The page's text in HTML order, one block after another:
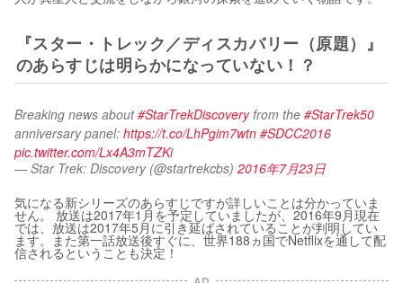
『スター・トレック／ディスカバリー（原題）』
のあらすじは明らかになっていない！？
Breaking news about #StarTrekDiscovery from the #StarTrek50
anniversary panel: https://t.co/LhPgim7wtn #SDCC2016
pic.twitter.com/Lx4A3mTZKi
— Star Trek: Discovery (@startrekcbs) 2016年7月23日
気になる新シリーズのあらすじですが詳しいことは分かっていま
せん。 放送は2017年1月を予定していましたが、2016年9月現在
では、放送は2017年5月に引き延ばされていることが判明してい
ます。また第一話放送後すぐに、世界188ヵ国でNetflixを通して配
信されるということも決定！